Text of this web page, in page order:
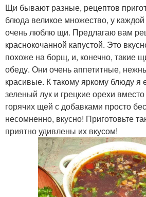
Щи бывают разные, рецептов
блюда великое множество, у каждой
очень люблю щи. Предлагаю вам
краснокочанной капустой. Это
похоже на борщ, и, конечно, такие
обеду. Они очень аппетитные,
красивые. К такому яркому блюду
зеленый лук и грецкие орехи
горячих щей с добавками просто
несомненно, вкусно! Приготовьте
приятно удивлены их вкусом!